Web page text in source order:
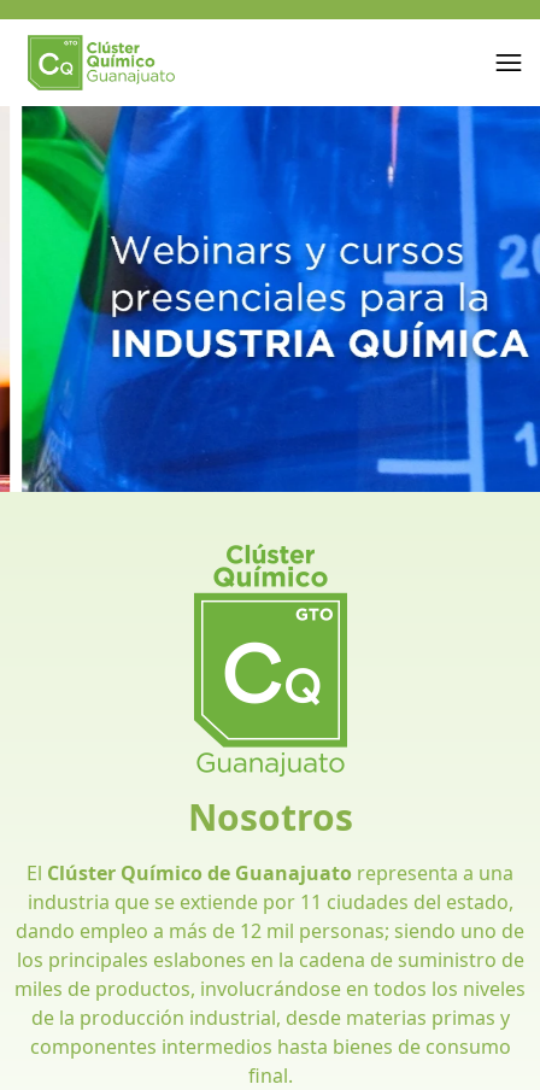
Nosotros
El Clúster Químico de Guanajuato representa a una
industria que se extiende por 11 ciudades del estado,
dando empleo a más de 12 mil personas; siendo uno de
los principales eslabones en la cadena de suministro de
miles de productos, involucrándose en todos los niveles
de la producción industrial, desde materias primas y
componentes intermedios hasta bienes de consumo
final.